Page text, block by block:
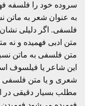
سروده خود را فلسفه
به عنوان شعر به
فلسفی. اگر دلیلی
متن ادبی فهمیده و نه
متن فلسفی به ماتن
این شاعر یا فیلسوف
شعری و یا متن فلسفی
مطلب بسیار دقیقی در